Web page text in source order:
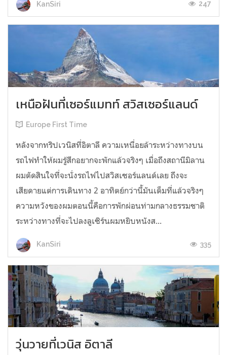
KanSiri 247
เหนือฝันที่เซอร์แมทท์ สวิสเซอร์แลนด์
Europe First Time
หลังจากทริปเวนิสที่อิตาลี ความเหนื่อยล้าระหว่างทางบน
รถไฟทำให้ผมรู้สึกอยากจะพักแล้วจริงๆ เมื่อถึงสถานีมิลาน
ผมตัดสินใจที่จะนั่งรถไฟไปสวิสเซอร์แลนด์เลย ถึงจะ
เสียดายแต่การเดินทาง 2 อาทิตย์กว่านี้มันเต็มที่แล้วจริงๆ
ความหวังของผมตอนนี้คือการพักผ่อนท่ามกลางธรรมชาติ
ระหว่างทางที่จะไปลงลูเซิร์นผมหยิบหนังส...
KanSiri 335
วุ่นวายที่เวนิส อิตาลี